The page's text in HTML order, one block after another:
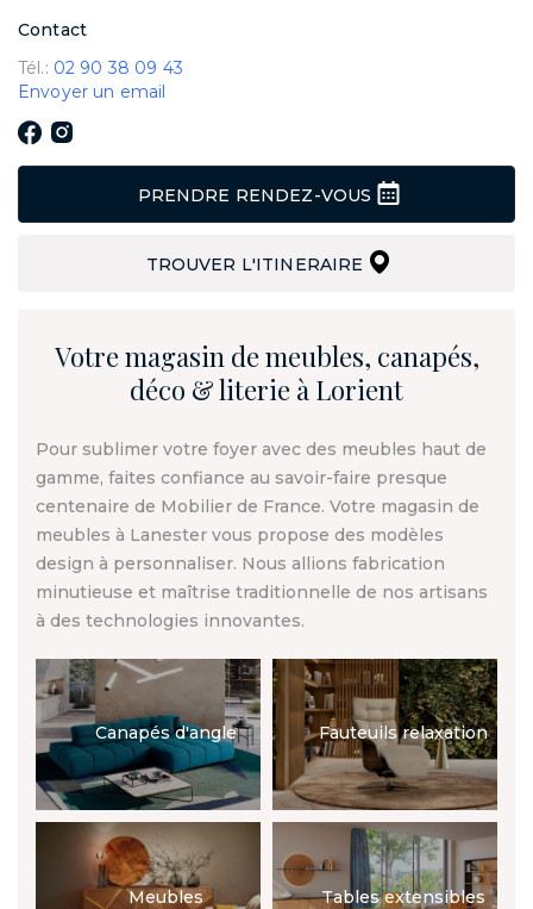
Contact
Tél.: 02 90 38 09 43
Envoyer un email
PRENDRE RENDEZ-VOUS
TROUVER L'ITINERAIRE
Votre magasin de meubles, canapés,
déco & literie à Lorient
Pour sublimer votre foyer avec des meubles haut de
gamme, faites confiance au savoir-faire presque
centenaire de Mobilier de France. Votre magasin de
meubles à Lanester vous propose des modèles
design à personnaliser. Nous allions fabrication
minutieuse et maîtrise traditionnelle de nos artisans
à des technologies innovantes.
Canapés d'angle Fauteuils relaxation
Meubles Tables extensibles